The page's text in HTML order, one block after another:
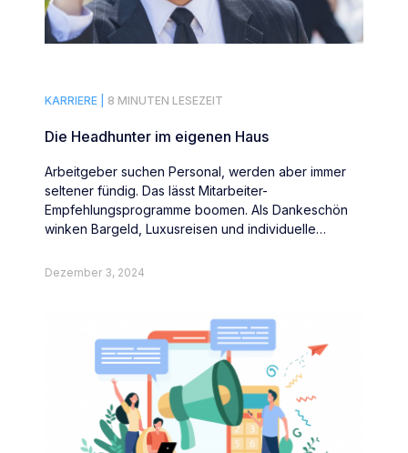
KARRIERE | 8 MINUTEN LESEZEIT
Die Headhunter im eigenen Haus
Arbeitgeber suchen Personal, werden aber immer
seltener fündig. Das lässt Mitarbeiter-
Empfehlungsprogramme boomen. Als Dankeschön
winken Bargeld, Luxusreisen und individuelle
Dezember 3, 2024